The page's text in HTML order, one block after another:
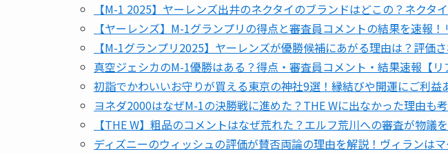
【M-1 2025】ヤーレンズ出井のネクタイのブランドはどこの？ネクタ
【ヤーレンズ】M-1グランプリの得点と審査員コメントの結果を速報
【M-1グランプリ2025】ヤーレンズが優勝候補にあがる理由は？評価
真空ジェシカのM-1優勝はある？得点・審査員コメント・結果速報【リ
初詣でかわいいお守りが買える東京の神社9選！縁結びや開運にご利益
ヨネダ2000はなぜM-1の決勝戦に進めた？THE Wに出なかった理由も
【THE W】粗品のコメントはなぜ荒れた？エルフ荒川への審査が物議
ディズニーのウィッシュの評価が賛否両論の理由を解説！ヴィランは